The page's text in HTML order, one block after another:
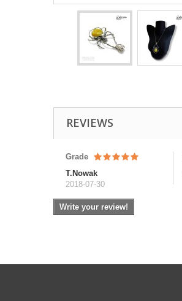
REVIEWS
Grade
T.Nowak
2018-07-30
Write your review!